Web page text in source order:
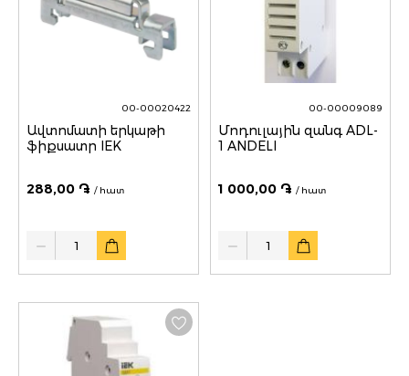
00-00020422
Ավտոմատի երկաթի
ֆիքսատր IEK
288,00 ֏ / հատ
Quantity
00-00009089
Մոդուլային զանգ ADL-
1 ANDELI
1 000,00 ֏ / հատ
Quantity